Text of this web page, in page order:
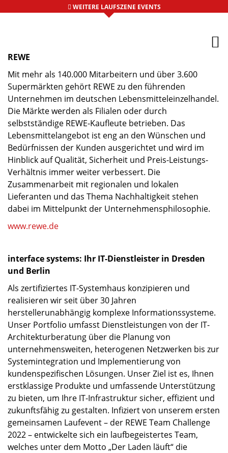
WEITERE LAUFSZENE EVENTS
REWE
Mit mehr als 140.000 Mitarbeitern und über 3.600
Supermärkten gehört REWE zu den führenden
Unternehmen im deutschen Lebensmitteleinzelhandel.
Die Märkte werden als Filialen oder durch
selbstständige REWE-Kaufleute betrieben. Das
Lebensmittelangebot ist eng an den Wünschen und
Bedürfnissen der Kunden ausgerichtet und wird im
Hinblick auf Qualität, Sicherheit und Preis-Leistungs-
Verhältnis immer weiter verbessert. Die
Zusammenarbeit mit regionalen und lokalen
Lieferanten und das Thema Nachhaltigkeit stehen
dabei im Mittelpunkt der Unternehmensphilosophie.
www.rewe.de
interface systems: Ihr IT-Dienstleister in Dresden
und Berlin
Als zertifiziertes IT-Systemhaus konzipieren und
realisieren wir seit über 30 Jahren
herstellerunabhängig komplexe Informationssysteme.
Unser Portfolio umfasst Dienstleistungen von der IT-
Architekturberatung über die Planung von
unternehmensweiten, heterogenen Netzwerken bis zur
Systemintegration und Implementierung von
kundenspezifischen Lösungen. Unser Ziel ist es, Ihnen
erstklassige Produkte und umfassende Unterstützung
zu bieten, um Ihre IT-Infrastruktur sicher, effizient und
zukunftsfähig zu gestalten. Infiziert von unserem ersten
gemeinsamen Laufevent – der REWE Team Challenge
2022 – entwickelte sich ein laufbegeistertes Team,
welches unter dem Motto „Der Laden läuft“ die